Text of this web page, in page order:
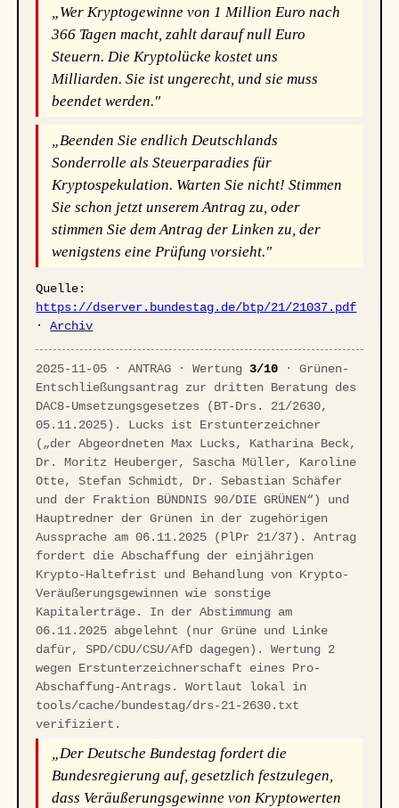
„Wer Kryptogewinne von 1 Million Euro nach
366 Tagen macht, zahlt darauf null Euro
Steuern. Die Kryptolücke kostet uns
Milliarden. Sie ist ungerecht, und sie muss
beendet werden."
„Beenden Sie endlich Deutschlands
Sonderrolle als Steuerparadies für
Kryptospekulation. Warten Sie nicht! Stimmen
Sie schon jetzt unserem Antrag zu, oder
stimmen Sie dem Antrag der Linken zu, der
wenigstens eine Prüfung vorsieht."
Quelle:
https://dserver.bundestag.de/btp/21/21037.pdf
·Archiv
2025-11-05 · ANTRAG · Wertung3/10 · Grünen-
Entschließungsantrag zur dritten Beratung des
DAC8-Umsetzungsgesetzes (BT-Drs. 21/2630,
05.11.2025). Lucks ist Erstunterzeichner
(„der Abgeordneten Max Lucks, Katharina Beck,
Dr. Moritz Heuberger, Sascha Müller, Karoline
Otte, Stefan Schmidt, Dr. Sebastian Schäfer
und der Fraktion BÜNDNIS 90/DIE GRÜNEN“) und
Hauptredner der Grünen in der zugehörigen
Aussprache am 06.11.2025 (PlPr 21/37). Antrag
fordert die Abschaffung der einjährigen
Krypto-Haltefrist und Behandlung von Krypto-
Veräußerungsgewinnen wie sonstige
Kapitalerträge. In der Abstimmung am
06.11.2025 abgelehnt (nur Grüne und Linke
dafür, SPD/CDU/CSU/AfD dagegen). Wertung 2
wegen Erstunterzeichnerschaft eines Pro-
Abschaffung-Antrags. Wortlaut lokal in
tools/cache/bundestag/drs-21-2630.txt
verifiziert.
„Der Deutsche Bundestag fordert die
Bundesregierung auf, gesetzlich festzulegen,
dass Veräußerungsgewinne von Kryptowerten